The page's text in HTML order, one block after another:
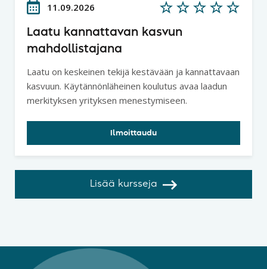
11.09.2026
Laatu kannattavan kasvun
mahdollistajana
Laatu on keskeinen tekijä kestävään ja kannattavaan
kasvuun. Käytännönläheinen koulutus avaa laadun
merkityksen yrityksen menestymiseen.
Ilmoittaudu
Lisää kursseja